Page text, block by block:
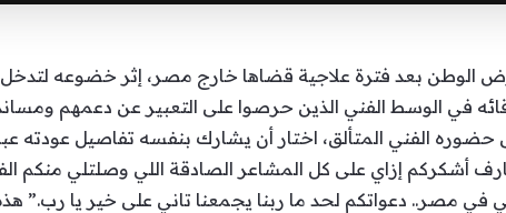
الوطن بعد فترة علاجية قضاها خارج مصر، إثر خضوعه
في الوسط الفني الذين حرصوا على التعبير عن دعمهم
حضوره الفني المتألق، اختار أن يشارك بنفسه تفاصيل
أشكركم إزاي على كل المشاعر الصادقة اللي وصلتلي منكم
في مصر.. دعواتكم لحد ما ربنا يجمعنا تاني على خير يا رب.”